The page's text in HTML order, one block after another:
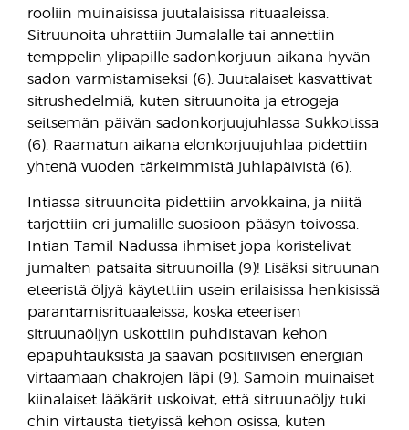
rooliin muinaisissa juutalaisissa rituaaleissa.
Sitruunoita uhrattiin Jumalalle tai annettiin
temppelin ylipapille sadonkorjuun aikana hyvän
sadon varmistamiseksi (6). Juutalaiset kasvattivat
sitrushedelmiä, kuten sitruunoita ja etrogeja
seitsemän päivän sadonkorjuujuhlassa Sukkotissa
(6). Raamatun aikana elonkorjuujuhlaa pidettiin
yhtenä vuoden tärkeimmistä juhlapäivistä (6).
Intiassa sitruunoita pidettiin arvokkaina, ja niitä
tarjottiin eri jumalille suosioon pääsyn toivossa.
Intian Tamil Nadussa ihmiset jopa koristelivat
jumalten patsaita sitruunoilla (9)! Lisäksi sitruunan
eteeristä öljyä käytettiin usein erilaisissa henkisissä
parantamisrituaaleissa, koska eteerisen
sitruunaöljyn uskottiin puhdistavan kehon
epäpuhtauksista ja saavan positiivisen energian
virtaamaan chakrojen läpi (9). Samoin muinaiset
kiinalaiset lääkärit uskoivat, että sitruunaöljy tuki
chin virtausta tietyissä kehon osissa, kuten